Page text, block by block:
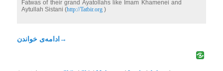
Fatwas of their grand Ayatollahs like Imam Khamenei and
Aytullah Sistani (http://Tatbir.org)
ادامه‌ی خواندن →